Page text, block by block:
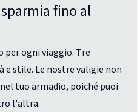
fino al
ogni viaggio. Tre
e stile. Le nostre valigie non
tuo armadio, poiché puoi
l'altra.